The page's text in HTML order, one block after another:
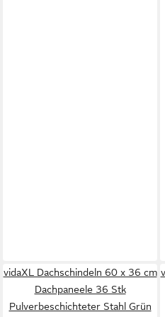
vidaXL Dachschindeln 60 x 36 cm
Dachpaneele 36 Stk
Pulverbeschichteter Stahl Grün